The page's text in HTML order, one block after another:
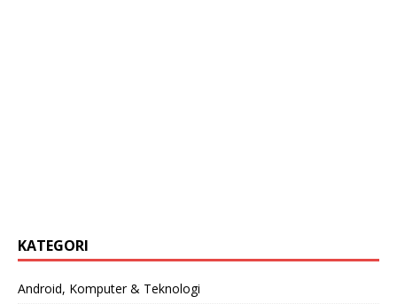
KATEGORI
Android, Komputer & Teknologi